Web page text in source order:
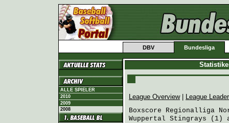
DBV Bundesliga
ALLE SPIELER
2010
2009
2008
League Overview|
League
Boxscore Regionalliga
Wuppertal Stingrays (1)